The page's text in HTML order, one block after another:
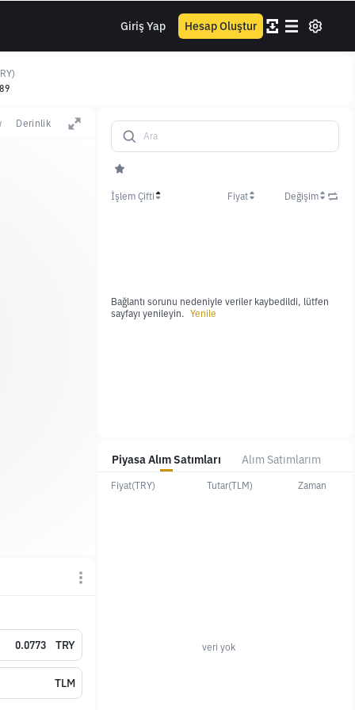
Giriş Yap Hesap Oluştur
Derinlik
TRY
TLM
Piyasa Alım Satımları Alım Satımlarım
Fiyat(TRY) Tutar(TLM) Zaman
veri yok
İşlem Çifti Fiyat Değişim
Bağlantı sorunu nedeniyle veriler kaybedildi, lütfen
sayfayı yenileyin. Yenile